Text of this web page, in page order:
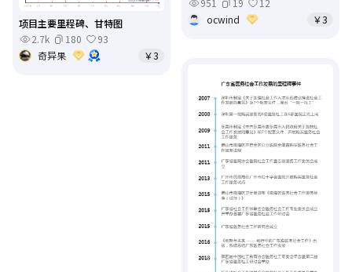
ocwind
￥3
项目主要里程碑、甘特图
2.7k
180
93
奇异果
￥3